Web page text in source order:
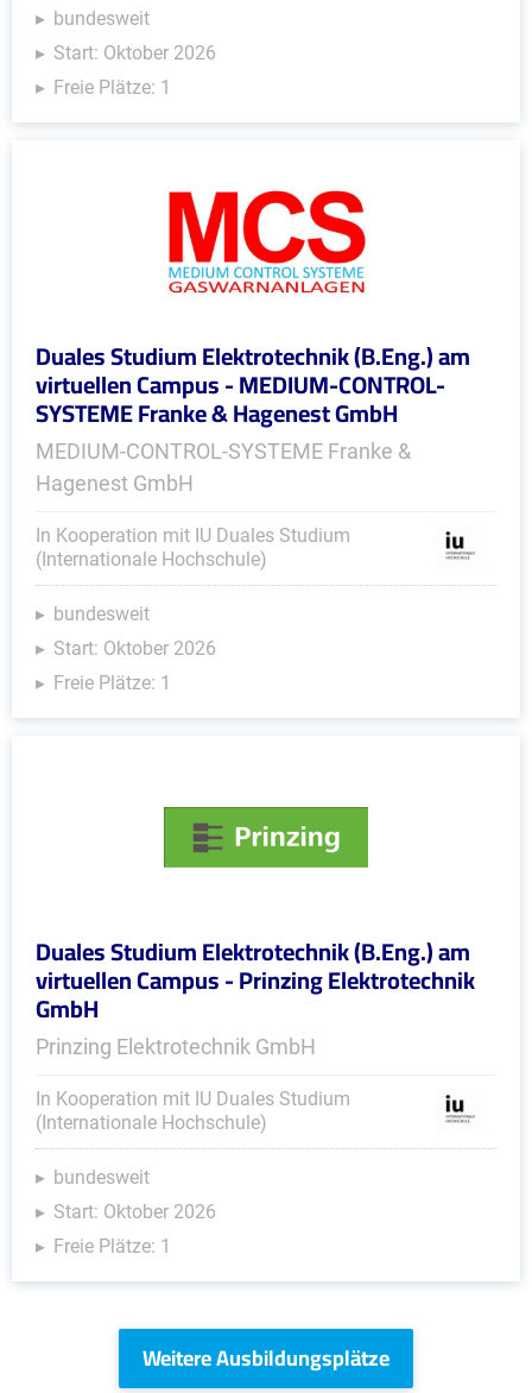
bundesweit
Start: Oktober 2026
Freie Plätze: 1
Duales Studium Elektrotechnik (B.Eng.) am
virtuellen Campus - MEDIUM-CONTROL-
SYSTEME Franke & Hagenest GmbH
MEDIUM-CONTROL-SYSTEME Franke &
Hagenest GmbH
In Kooperation mit IU Duales Studium
(Internationale Hochschule)
bundesweit
Start: Oktober 2026
Freie Plätze: 1
Duales Studium Elektrotechnik (B.Eng.) am
virtuellen Campus - Prinzing Elektrotechnik
GmbH
Prinzing Elektrotechnik GmbH
In Kooperation mit IU Duales Studium
(Internationale Hochschule)
bundesweit
Start: Oktober 2026
Freie Plätze: 1
Weitere Ausbildungsplätze